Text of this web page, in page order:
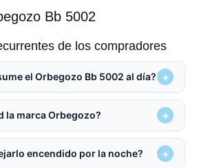
Bb 5002
de los compradores
el Orbegozo Bb 5002 al día?
la marca Orbegozo?
encendido por la noche?